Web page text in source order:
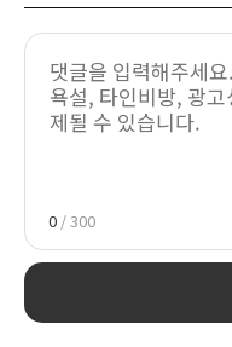
0 / 300